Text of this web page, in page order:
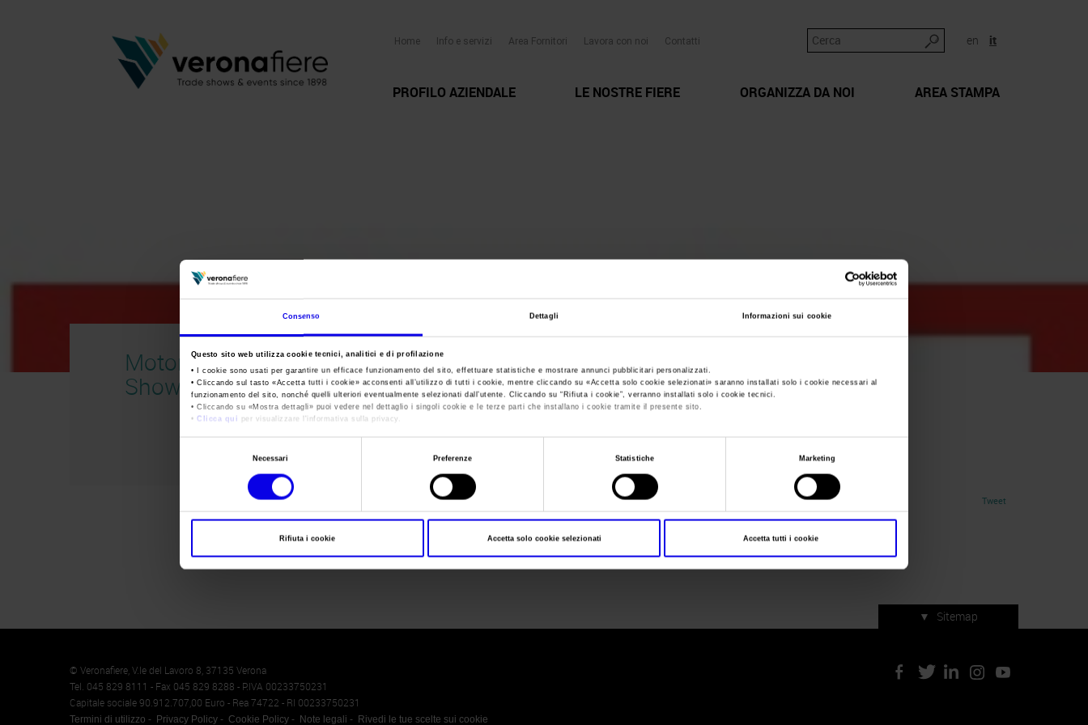
Consenso Dettagli Informazioni sui cookie
Questo sito web utilizza cookie tecnici, analitici e di profilazione
• I cookie sono usati per garantire un efficace funzionamento del sito, effettuare statistiche e mostrare annunci pubblicitari personalizzati.
• Cliccando sul tasto «Accetta tutti i cookie» acconsenti all’utilizzo di tutti i cookie, mentre cliccando su «Accetta solo cookie selezionati» saranno installati solo i cookie necessari al
funzionamento del sito, nonché quelli ulteriori eventualmente selezionati dall’utente. Cliccando su “Rifiuta i cookie”, verranno installati solo i cookie tecnici.
• Cliccando su «Mostra dettagli» puoi vedere nel dettaglio i singoli cookie e le terze parti che installano i cookie tramite il presente sito.
•Clicca qui per visualizzare l'informativa sulla privacy.
Necessari Preferenze Statistiche Marketing
Rifiuta i cookie Accetta solo cookie selezionati Accetta tutti i cookie
en it
Home Info e servizi Area Fornitori Lavora con noi Contatti
PROFILO AZIENDALE LE NOSTRE FIERE ORGANIZZA DA NOI AREA STAMPA
Motor Bike
Show
Sei in:Motor Bike Show>Motor Bike Expo 2016
Motor Bike Expo 2016
Tweet
Motor Bike Expo 2016
▼ Sitemap
Memento Servizi di manifestazione
© Veronafiere, V.le del Lavoro 8, 37135 Verona
Tel. 045 829 8111 - Fax 045 829 8288 - P.IVA 00233750231
Capitale sociale 90.912.707,00 Euro - Rea 74722 - RI 00233750231
Termini di utilizzo Privacy Policy Cookie Policy Note legali Rivedi le tue scelte sui cookie